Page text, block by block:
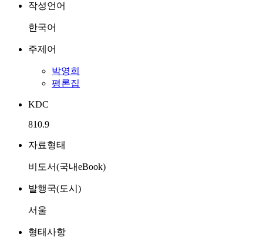
작성언어
한국어
주제어
박영희
평론집
KDC
810.9
자료형태
비도서(국내eBook)
발행국(도시)
서울
형태사항